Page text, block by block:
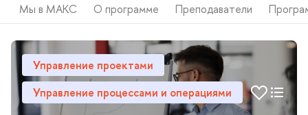
Мы в МАКС О программе Преподаватели
Управление проектами
Управление процессами и операциями